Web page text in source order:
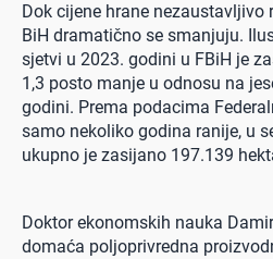
Dok cijene hrane nezaustavljivo
BiH dramatično se smanjuju.
sjetvi u 2023. godini u FBiH je
1,3 posto manje u odnosu na
godini. Prema podacima
samo nekoliko godina ranije, u
ukupno je zasijano 197.139
Doktor ekonomskih nauka
domaća poljoprivredna